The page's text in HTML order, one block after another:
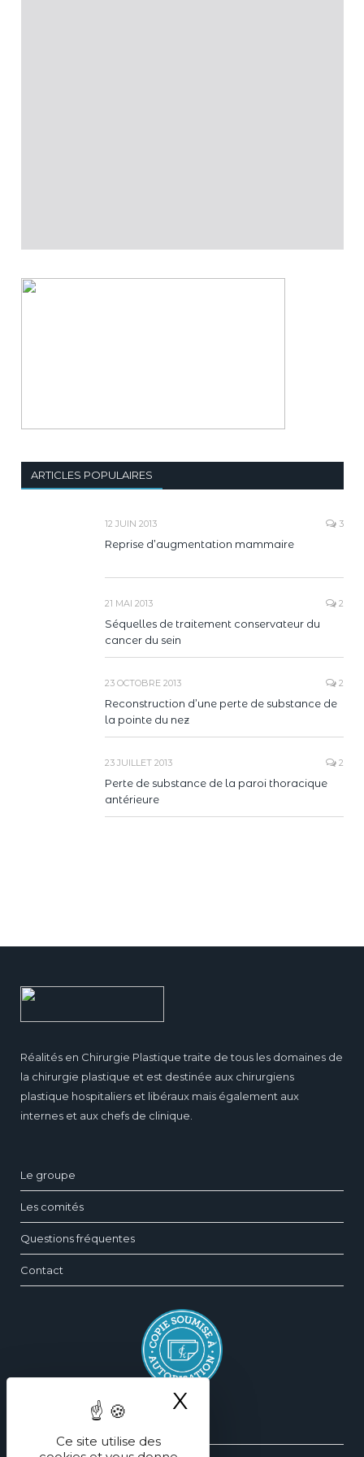
Ce site utilise des
X
ARTICLES POPULAIRES
12 JUIN 2013 3
Reprise d’augmentation mammaire
21 MAI 2013 2
Séquelles de traitement conservateur du
cancer du sein
23 OCTOBRE 2013 2
Reconstruction d’une perte de substance de
la pointe du nez
23 JUILLET 2013 2
Perte de substance de la paroi thoracique
antérieure
Réalités en Chirurgie Plastique traite de tous les domaines de
la chirurgie plastique et est destinée aux chirurgiens
plastique hospitaliers et libéraux mais également aux
internes et aux chefs de clinique.
Le groupe
Les comités
Questions fréquentes
Contact